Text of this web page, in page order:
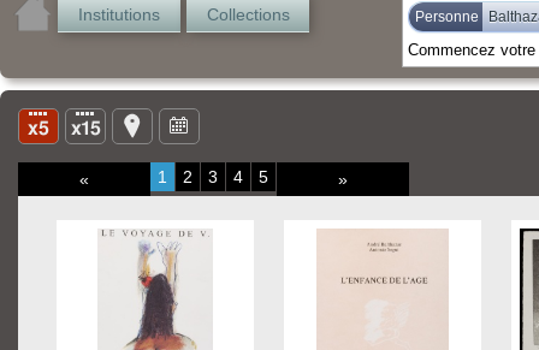
Institutions Collections Personne
« 1 2 3 4 5 »